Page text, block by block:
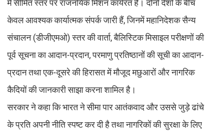
में सीमित स्तर पर राजनयिक मिशन कार्यरत हैं। दोनों देशों के बीच
केवल आवश्यक कार्यात्मक संपर्क जारी हैं, जिनमें महानिदेशक सैन्य
संचालन (डीजीएमओ) स्तर की वार्ता, बैलिस्टिक मिसाइल परीक्षणों की
पूर्व सूचना का आदान-प्रदान, परमाणु प्रतिष्ठानों की सूची का आदान-
प्रदान तथा एक-दूसरे की हिरासत में मौजूद मछुआरों और नागरिक
कैदियों की जानकारी साझा करना शामिल है।
सरकार ने कहा कि भारत ने सीमा पार आतंकवाद और उससे जुड़े ढांचे
के प्रति अपनी नीति स्पष्ट कर दी है तथा नागरिकों की सुरक्षा के लिए